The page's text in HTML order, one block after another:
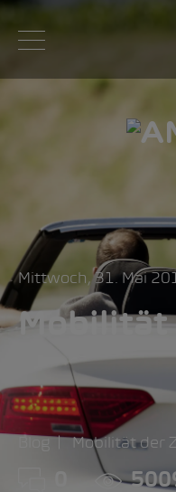
Mittwoch, 31. Mai
Mobilität
Blog Mobilität der